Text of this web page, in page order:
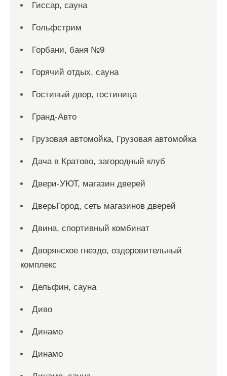
Гиссар, сауна
Гольфстрим
Горбани, баня №9
Горячий отдых, сауна
Гостиный двор, гостиница
Гранд-Авто
Грузовая автомойка, Грузовая автомойка
Дача в Кратово, загородный клуб
Двери-УЮТ, магазин дверей
ДверьГород, сеть магазинов дверей
Двина, спортивный комбинат
Дворянское гнездо, оздоровительный
комплекс
Дельфин, сауна
Диво
Динамо
Динамо